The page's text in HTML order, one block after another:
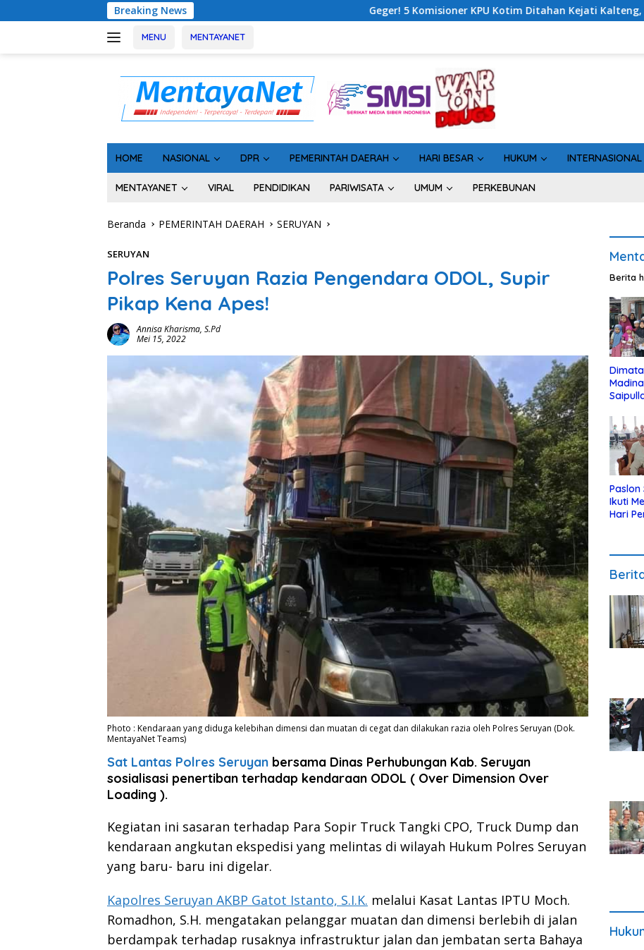
ke
Breaking News Geger! 5 Komisioner KPU Kotim Ditahan Kejati Kalteng, Rugikan Negara Rp10 Miliar
MENU MENTAYANET
HOME NASIONAL DPR PEMERINTAH DAERAH HARI BESAR HUKUM INTERNASIONAL
MENTAYANET VIRAL PENDIDIKAN PARIWISATA UMUM PERKEBUNAN
Beranda PEMERINTAH DAERAH SERUYAN
SERUYAN
Polres Seruyan Razia Pengendara ODOL, Supir
Pikap Kena Apes!
Annisa Kharisma, S.Pd
Mei 15, 2022
Photo : Kendaraan yang diduga kelebihan dimensi dan muatan di cegat dan dilakukan razia oleh Polres Seruyan (Dok.
MentayaNet Teams)
Sat Lantas Polres Seruyan bersama Dinas Perhubungan Kab. Seruyan
sosialisasi penertiban terhadap kendaraan ODOL ( Over Dimension Over
Loading ).
Kegiatan ini sasaran terhadap Para Sopir Truck Tangki CPO, Truck Dump dan
kendaraan angkutan ekspedisi yang melintas di wilayah Hukum Polres Seruyan
yang baru- baru ini digelar.
Kapolres Seruyan AKBP Gatot Istanto, S.I.K. melalui Kasat Lantas IPTU Moch.
Romadhon, S.H. mengatakan pelanggar muatan dan dimensi berlebih di jalan
berdampak terhadap rusaknya infrastruktur jalan dan jembatan serta Bahaya
Berita
Anak
Paslon
Ikuti
Hari